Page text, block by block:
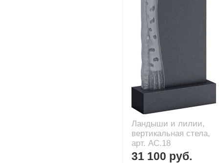
Ландыши и лилии,
вертикальная стела,
арт. AC.18
31 100 руб.